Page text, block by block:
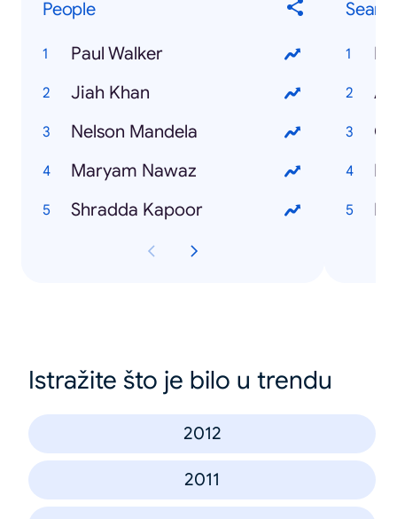
People
Paul Walker
Jiah Khan
Nelson Mandela
Maryam Nawaz
Shradda Kapoor
Istražite što je bilo u trendu
2012
2011